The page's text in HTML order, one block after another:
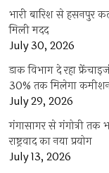
भारी बारिश से हसनपुर
मिली मदद
July 30, 2026
डाक विभाग दे रहा
30% तक मिलेगा
July 29, 2026
गंगासागर से गंगोत्री तक
राष्ट्रवाद का नया प्रयोग
July 13, 2026